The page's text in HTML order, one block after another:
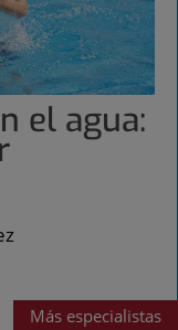
el agua:
Más especialistas